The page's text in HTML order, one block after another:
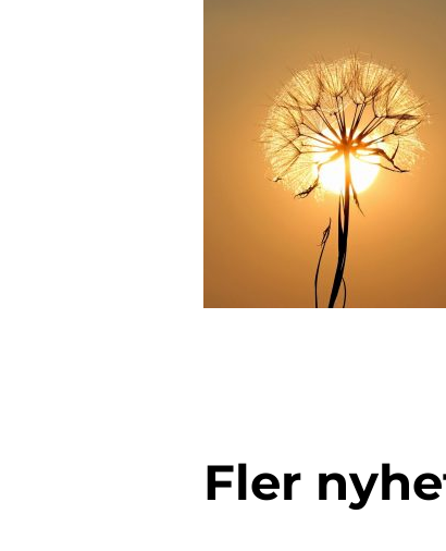
Fler